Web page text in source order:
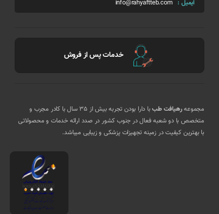
ایمیل : info@rahyaftteb.com
خدمات پس از فروش
مجموعهرهیافت طب
با دارا بودن تجربه بیش از 35 سال با کادر مجرب و
متخصص با دو شعبه فعال در جنوب کشور در صدد ارائه خدمات و محصولاتی
با بهترین کیفیت در زمینه تجهیزات پزشکی و زیبایی میباشد.